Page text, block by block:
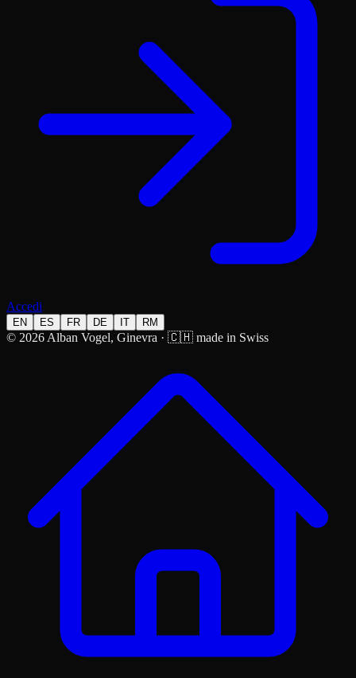
Accedi
EN ES FR DE IT RM
© 2026 Alban Vogel, Ginevra · 🇨🇭 made in Swiss